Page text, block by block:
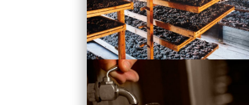
Visita la Cantina